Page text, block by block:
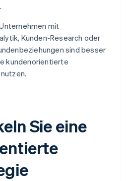
mit
Kunden-Research oder
sind besser
kundenorientierte
Sie eine